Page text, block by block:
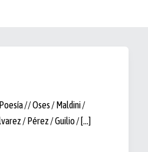
// Oses / Maldini /
/ Pérez / Guilio / […]